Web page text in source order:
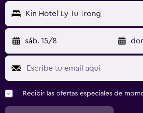
Kin Hotel Ly Tu Trong
sáb. 15/8
Recibir las ofertas especiales de